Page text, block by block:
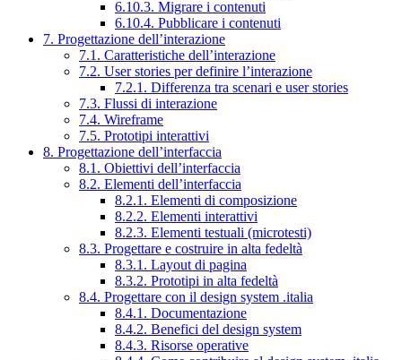
6.10.3. Migrare i contenuti
6.10.4. Pubblicare i contenuti
7. Progettazione dell’interazione
7.1. Caratteristiche dell’interazione
7.2. User stories per definire l’interazione
7.2.1. Differenza tra scenari e user stories
7.3. Flussi di interazione
7.4. Wireframe
7.5. Prototipi interattivi
8. Progettazione dell’interfaccia
8.1. Obiettivi dell’interfaccia
8.2. Elementi dell’interfaccia
8.2.1. Elementi di composizione
8.2.2. Elementi interattivi
8.2.3. Elementi testuali (microtesti)
8.3. Progettare e costruire in alta fedeltà
8.3.1. Layout di pagina
8.3.2. Prototipi in alta fedeltà
8.4. Progettare con il design system .italia
8.4.1. Documentazione
8.4.2. Benefici del design system
8.4.3. Risorse operative